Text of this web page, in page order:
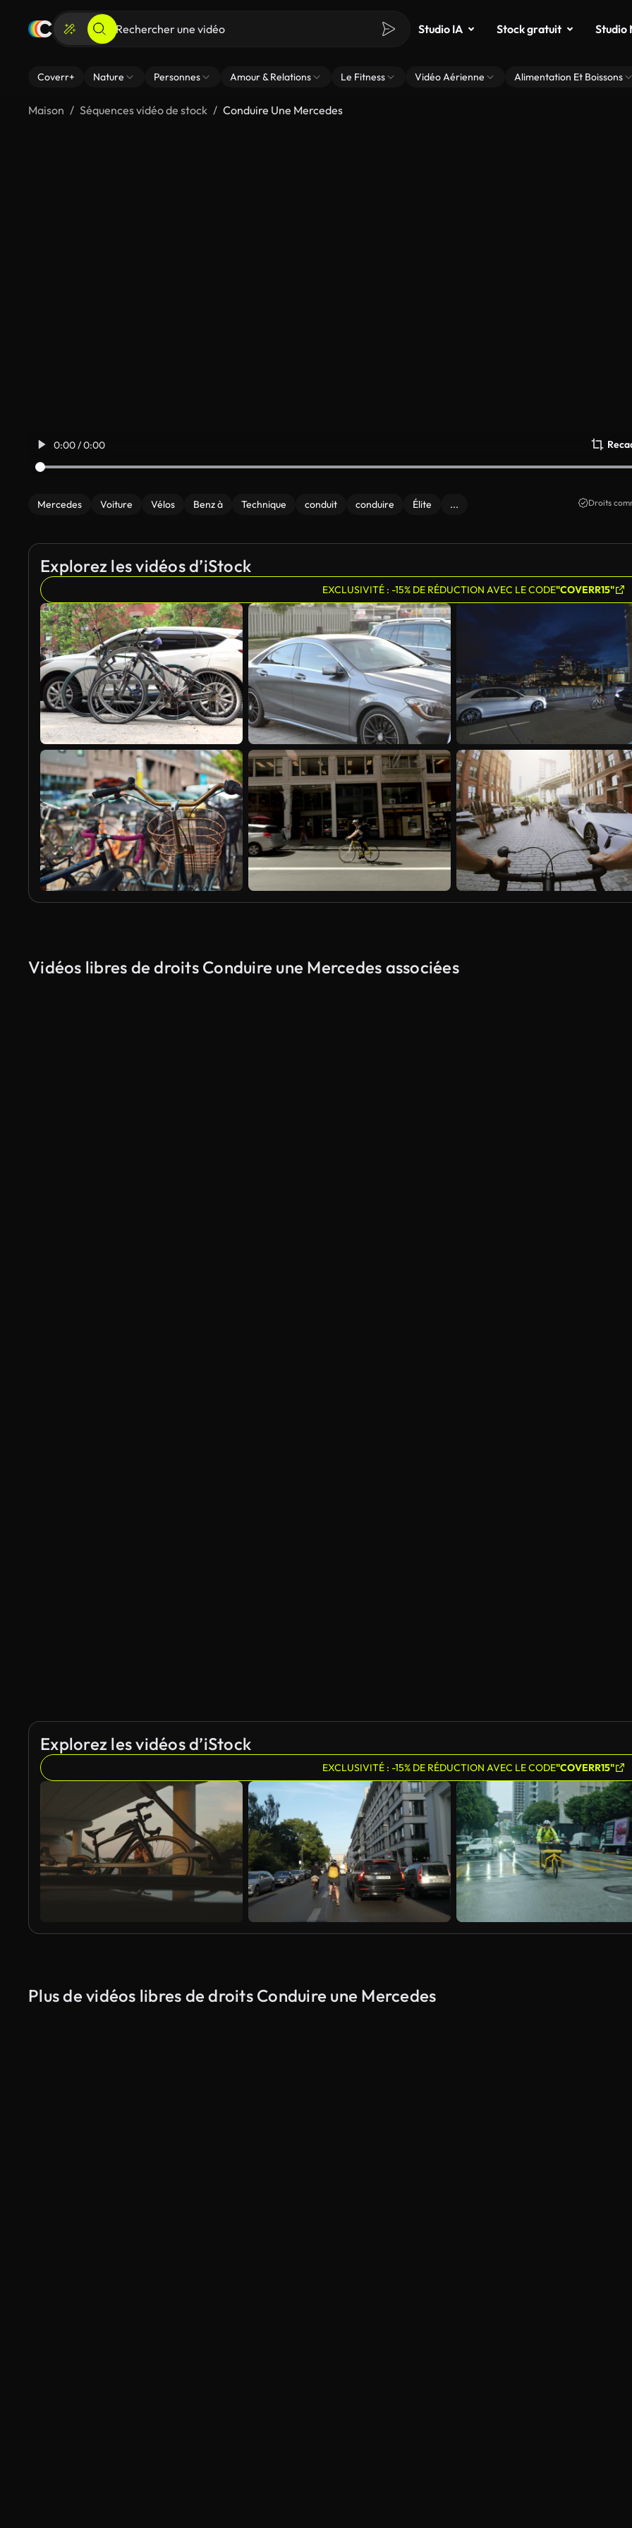
Studio IA Stock gratuit Studio
Coverr+ Nature Personnes Amour & Relations Le Fitness Vidéo Aérienne Alimentation Et Boissons
Maison Séquences vidéo de stock Conduire Une Mercedes
0:00 / 0:00
Mercedes Voiture Vélos Benz à Technique conduit conduire Élite ... Droits
Explorez les vidéos d’iStock
EXCLUSIVITÉ : -15% DE RÉDUCTION AVEC LE CODE"COVERR15"
Vidéos libres de droits Conduire une Mercedes associées
Explorez les vidéos d’iStock
EXCLUSIVITÉ : -15% DE RÉDUCTION AVEC LE CODE"COVERR15"
Plus de vidéos libres de droits Conduire une Mercedes